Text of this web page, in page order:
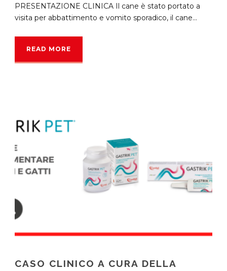
PRESENTAZIONE CLINICA Il cane è stato portato a
visita per abbattimento e vomito sporadico, il cane...
READ MORE
CASO CLINICO A CURA DELLA